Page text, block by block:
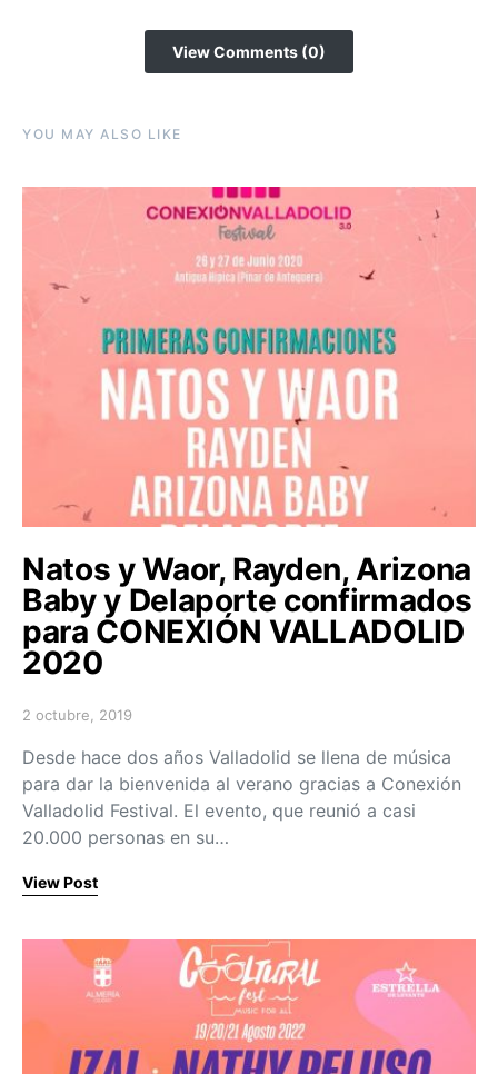
View Comments (0)
YOU MAY ALSO LIKE
Natos y Waor, Rayden, Arizona
Baby y Delaporte confirmados
para CONEXIÓN VALLADOLID
2020
Posted on
2 octubre, 2019
Desde hace dos años Valladolid se llena de música
para dar la bienvenida al verano gracias a Conexión
Valladolid Festival. El evento, que reunió a casi
20.000 personas en su…
View Post